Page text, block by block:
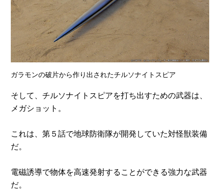
ガラモンの破片から作り出されたチルソナイトスピア
そして、チルソナイトスピアを打ち出すための武器は、
メガショット。
これは、第５話で地球防衛隊が開発していた対怪獣装備
だ。
電磁誘導で物体を高速発射することができる強力な武器
だ。